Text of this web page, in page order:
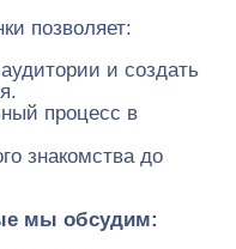
позволяет:
и создать
процесс в
знакомства до
мы обсудим: